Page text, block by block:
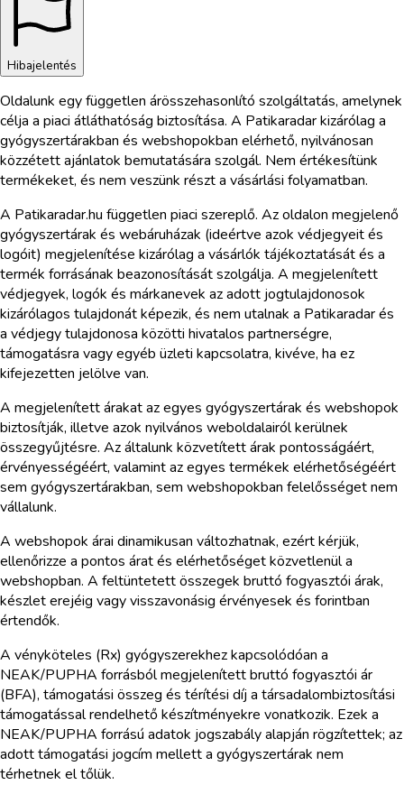
Hibajelentés
Oldalunk egy független árösszehasonlító szolgáltatás, amelynek
célja a piaci átláthatóság biztosítása. A Patikaradar kizárólag a
gyógyszertárakban és webshopokban elérhető, nyilvánosan
közzétett ajánlatok bemutatására szolgál. Nem értékesítünk
termékeket, és nem veszünk részt a vásárlási folyamatban.
A Patikaradar.hu független piaci szereplő. Az oldalon megjelenő
gyógyszertárak és webáruházak (ideértve azok védjegyeit és
logóit) megjelenítése kizárólag a vásárlók tájékoztatását és a
termék forrásának beazonosítását szolgálja. A megjelenített
védjegyek, logók és márkanevek az adott jogtulajdonosok
kizárólagos tulajdonát képezik, és nem utalnak a Patikaradar és
a védjegy tulajdonosa közötti hivatalos partnerségre,
támogatásra vagy egyéb üzleti kapcsolatra, kivéve, ha ez
kifejezetten jelölve van.
A megjelenített árakat az egyes gyógyszertárak és webshopok
biztosítják, illetve azok nyilvános weboldalairól kerülnek
összegyűjtésre. Az általunk közvetített árak pontosságáért,
érvényességéért, valamint az egyes termékek elérhetőségéért
sem gyógyszertárakban, sem webshopokban felelősséget nem
vállalunk.
A webshopok árai dinamikusan változhatnak, ezért kérjük,
ellenőrizze a pontos árat és elérhetőséget közvetlenül a
webshopban. A feltüntetett összegek bruttó fogyasztói árak,
készlet erejéig vagy visszavonásig érvényesek és forintban
értendők.
A vényköteles (Rx) gyógyszerekhez kapcsolódóan a
NEAK/PUPHA forrásból megjelenített bruttó fogyasztói ár
(BFA), támogatási összeg és térítési díj a társadalombiztosítási
támogatással rendelhető készítményekre vonatkozik. Ezek a
NEAK/PUPHA forrású adatok jogszabály alapján rögzítettek; az
adott támogatási jogcím mellett a gyógyszertárak nem
térhetnek el tőlük.